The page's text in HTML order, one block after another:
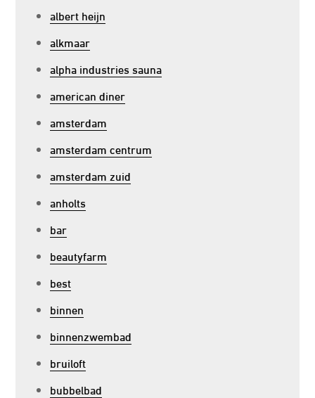
albert heijn
alkmaar
alpha industries sauna
american diner
amsterdam
amsterdam centrum
amsterdam zuid
anholts
bar
beautyfarm
best
binnen
binnenzwembad
bruiloft
bubbelbad